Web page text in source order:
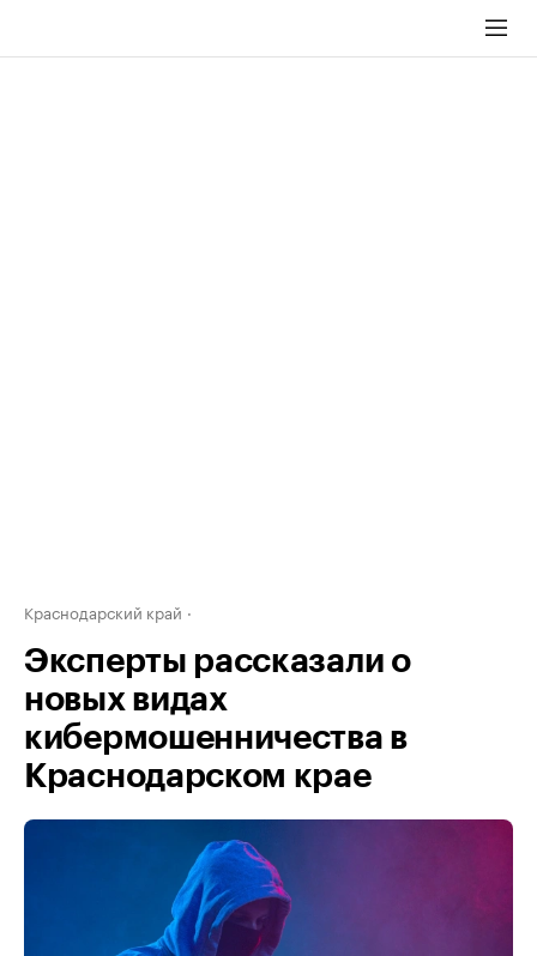
Краснодарский край
Эксперты рассказали о
новых видах
кибермошенничества в
Краснодарском крае